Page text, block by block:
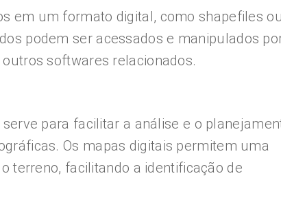
em um formato digital, como shapefiles ou
podem ser acessados e manipulados
softwares relacionados.
para facilitar a análise e o
Os mapas digitais permitem uma
terreno, facilitando a identificação de